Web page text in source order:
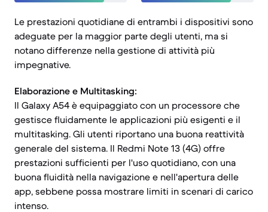
Le prestazioni quotidiane di entrambi i dispositivi sono
adeguate per la maggior parte degli utenti, ma si
notano differenze nella gestione di attività più
impegnative.
Elaborazione e Multitasking:
Il Galaxy A54 è equipaggiato con un processore che
gestisce fluidamente le applicazioni più esigenti e il
multitasking. Gli utenti riportano una buona reattività
generale del sistema. Il Redmi Note 13 (4G) offre
prestazioni sufficienti per l'uso quotidiano, con una
buona fluidità nella navigazione e nell'apertura delle
app, sebbene possa mostrare limiti in scenari di carico
intenso.